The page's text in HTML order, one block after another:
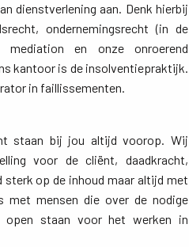
dienstverlening aan. Denk hierbij
ondernemingsrecht (in de
en onze onroerend
kantoor is de insolventiepraktijk.
in faillissementen.
staan bij jou altijd voorop. Wij
voor de cliënt, daadkracht,
sterk op de inhoud maar altijd met
met mensen die over de nodige
open staan voor het werken in